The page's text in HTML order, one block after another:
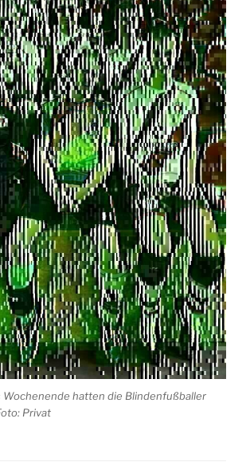
Wochenende hatten die Blindenfußballer
Privat